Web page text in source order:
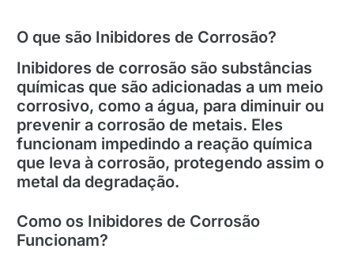
O que são Inibidores de Corrosão?
Inibidores de corrosão são substâncias
químicas que são adicionadas a um meio
corrosivo, como a água, para diminuir ou
prevenir a corrosão de metais. Eles
funcionam impedindo a reação química
que leva à corrosão, protegendo assim o
metal da degradação.
Como os Inibidores de Corrosão
Funcionam?